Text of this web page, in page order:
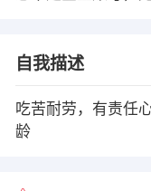
自我描述
吃苦耐劳，有责任
龄